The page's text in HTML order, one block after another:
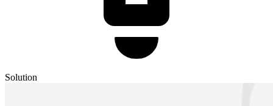
Solution